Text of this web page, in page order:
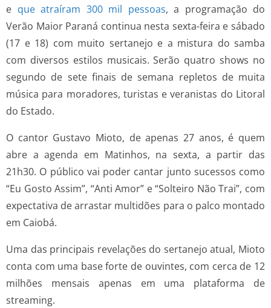
e que atraíram 300 mil pessoas, a programação do
Verão Maior Paraná continua nesta sexta-feira e sábado
(17 e 18) com muito sertanejo e a mistura do samba
com diversos estilos musicais. Serão quatro shows no
segundo de sete finais de semana repletos de muita
música para moradores, turistas e veranistas do Litoral
do Estado.
O cantor Gustavo Mioto, de apenas 27 anos, é quem
abre a agenda em Matinhos, na sexta, a partir das
21h30. O público vai poder cantar junto sucessos como
“Eu Gosto Assim”, “Anti Amor” e “Solteiro Não Trai”, com
expectativa de arrastar multidões para o palco montado
em Caiobá.
Uma das principais revelações do sertanejo atual, Mioto
conta com uma base forte de ouvintes, com cerca de 12
milhões mensais apenas em uma plataforma de
streaming.